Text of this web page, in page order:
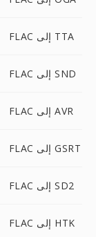
FLAC إلى TTA
FLAC إلى SND
FLAC إلى AVR
FLAC إلى GSRT
FLAC إلى SD2
FLAC إلى HTK